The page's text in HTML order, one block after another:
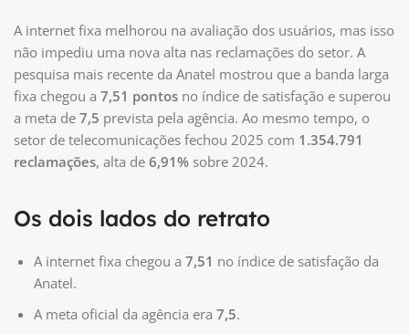
A internet fixa melhorou na avaliação dos usuários, mas isso
não impediu uma nova alta nas reclamações do setor. A
pesquisa mais recente da Anatel mostrou que a banda larga
fixa chegou a 7,51 pontos no índice de satisfação e superou
a meta de 7,5 prevista pela agência. Ao mesmo tempo, o
setor de telecomunicações fechou 2025 com 1.354.791
reclamações, alta de 6,91% sobre 2024.
Os dois lados do retrato
A internet fixa chegou a 7,51 no índice de satisfação da
Anatel.
A meta oficial da agência era 7,5.